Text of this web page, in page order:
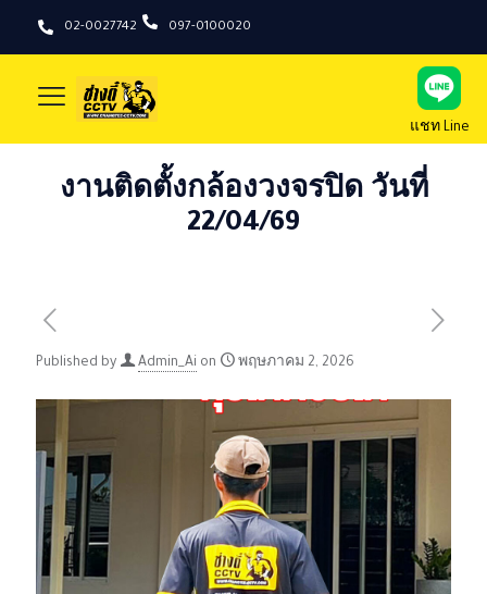
02-0027742 097-0100020
แชท Line
งานติดตั้งกล้องวงจรปิด วันที่
22/04/69
Published by Admin_Ai on พฤษภาคม 2, 2026